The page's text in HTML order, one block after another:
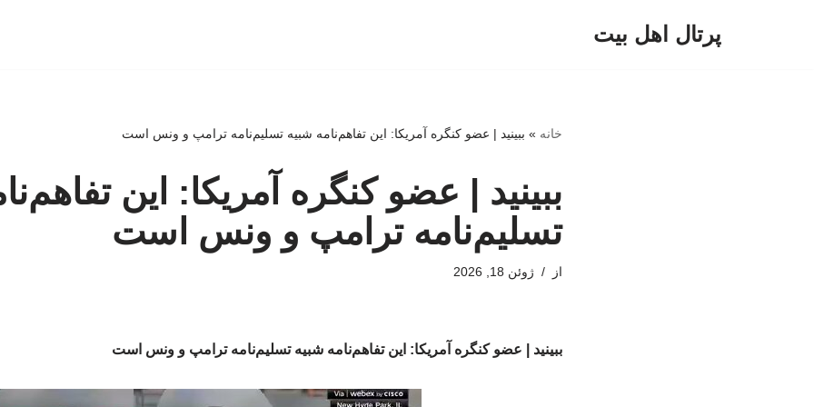
پرتال اهل بیت
خانه » ببینید | عضو کنگره آمریکا: این تفاهم‌نامه شبیه تسلیم‌نامه ترامپ و ونس است
ببینید | عضو کنگره آمریکا: این
تسلیم‌نامه ترامپ و ونس است
از ژوئن 18, 2026
ببینید | عضو کنگره آمریکا: این تفاهم‌نامه شبیه تسلیم‌نامه ترامپ و ونس است